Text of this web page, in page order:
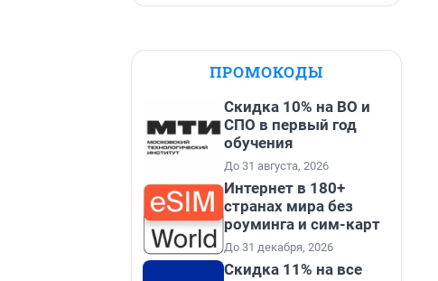
ПРОМОКОДЫ
Скидка 10% на ВО и
СПО в первый год
обучения
До 31 августа, 2026
Интернет в 180+
странах мира без
роуминга и сим-карт
До 31 декабря, 2026
Скидка 11% на все